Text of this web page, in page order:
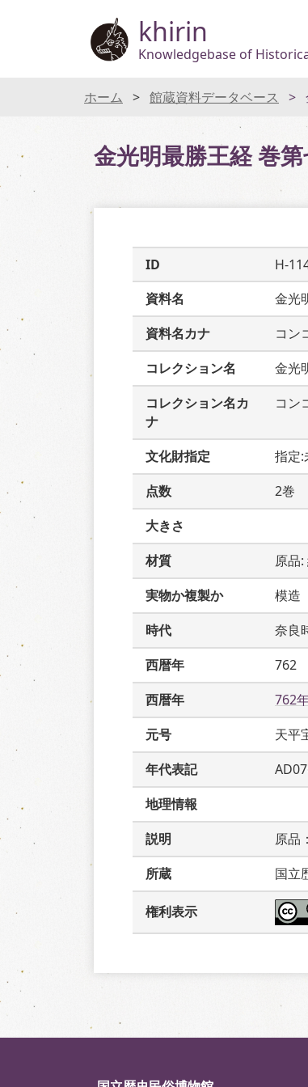
khirin
Knowledgebase of
ホーム 館蔵資料データベース
金光明最勝王経 巻
ID
H-
資料名
金光
資料名カナ
コン
コレクション名
金光
コレクション名カ
ナ
コン
文化財指定
指定:
点数
2巻
大きさ
材質
原品:
実物か複製か
模造
時代
奈良
西暦年
762
西暦年
762
元号
天平
年代表記
地理情報
説明
原品
所蔵
国立
権利表示